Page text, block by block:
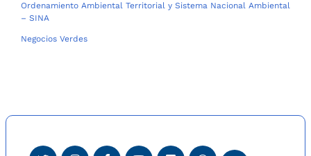
Ordenamiento Ambiental Territorial y Sistema Nacional Ambiental
– SINA
Negocios Verdes